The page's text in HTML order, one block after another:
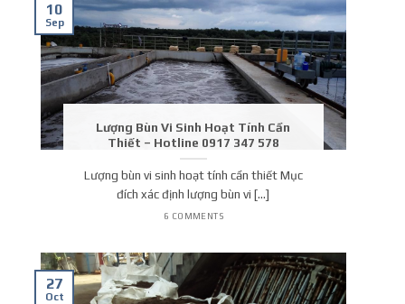
Lượng Bùn Vi Sinh Hoạt Tính Cần
Thiết – Hotline 0917 347 578
Lượng bùn vi sinh hoạt tính cần thiết Mục
đích xác định lượng bùn vi [...]
6 COMMENTS
10
Sep
27
Oct